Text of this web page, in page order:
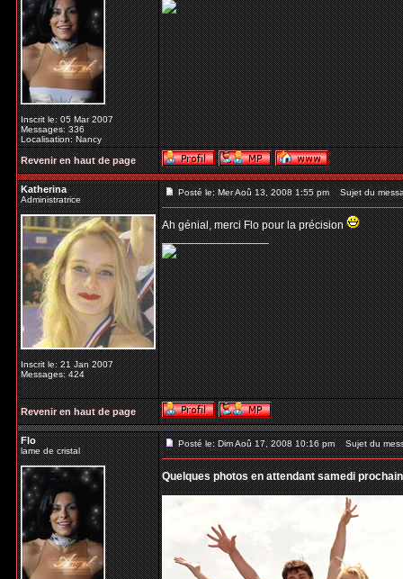
Inscrit le: 05 Mar 2007
Messages: 336
Localisation: Nancy
Revenir en haut de page
Katherina
Administratrice
Inscrit le: 21 Jan 2007
Messages: 424
Posté le: Mer Aoû 13, 2008 1:55 pm Sujet du
Ah génial, merci Flo pour la précision
_________________
Revenir en haut de page
Flo
lame de cristal
Posté le: Dim Aoû 17, 2008 10:16 pm Sujet du
Quelques photos en attendant samedi